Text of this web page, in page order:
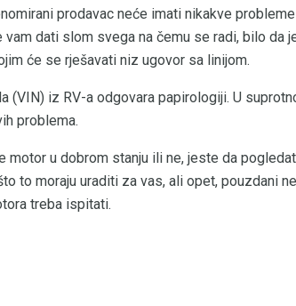
prodavac neće imati nikakve
dati slom svega na čemu se radi, bilo da
će se rješavati niz ugovor sa linijom.
(VIN) iz RV-a odgovara papirologiji. U
problema.
motor u dobrom stanju ili ne, jeste da
to moraju uraditi za vas, ali opet, pouzdani
treba ispitati.